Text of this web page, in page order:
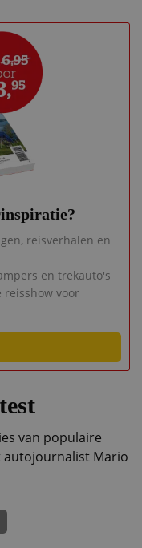
reisverhalen en
en trekauto's
reisshow voor
van populaire
autojournalist Mario